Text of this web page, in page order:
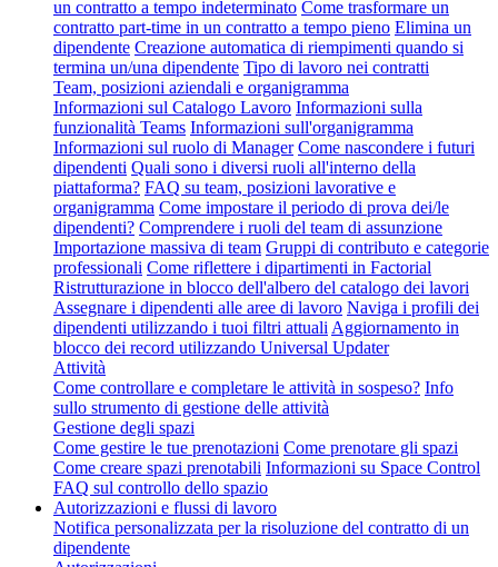
un contratto a tempo indeterminato Come trasformare un
contratto part-time in un contratto a tempo pieno Elimina un
dipendente Creazione automatica di riempimenti quando si
termina un/una dipendente Tipo di lavoro nei contratti
Team, posizioni aziendali e organigramma
Informazioni sul Catalogo Lavoro Informazioni sulla
funzionalità Teams Informazioni sull'organigramma
Informazioni sul ruolo di Manager Come nascondere i futuri
dipendenti Quali sono i diversi ruoli all'interno della
piattaforma? FAQ su team, posizioni lavorative e
organigramma Come impostare il periodo di prova dei/le
dipendenti? Comprendere i ruoli del team di assunzione
Importazione massiva di team Gruppi di contributo e categorie
professionali Come riflettere i dipartimenti in Factorial
Ristrutturazione in blocco dell'albero del catalogo dei lavori
Assegnare i dipendenti alle aree di lavoro Naviga i profili dei
dipendenti utilizzando i tuoi filtri attuali Aggiornamento in
blocco dei record utilizzando Universal Updater
Attività
Come controllare e completare le attività in sospeso? Info
sullo strumento di gestione delle attività
Gestione degli spazi
Come gestire le tue prenotazioni Come prenotare gli spazi
Come creare spazi prenotabili Informazioni su Space Control
FAQ sul controllo dello spazio
Autorizzazioni e flussi di lavoro
Notifica personalizzata per la risoluzione del contratto di un
dipendente